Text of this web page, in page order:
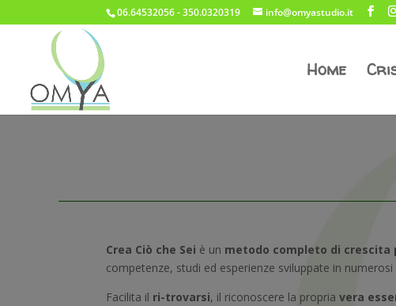
06.64532056 - 350.0320319 info@omyastudio.it
Home
Crea Ciò che Sei è un metodo completo di crescita
competenze, studi ed esperienze sviluppate in numerosi
Facilita il ri-trovarsi, il riconoscere la propriavera